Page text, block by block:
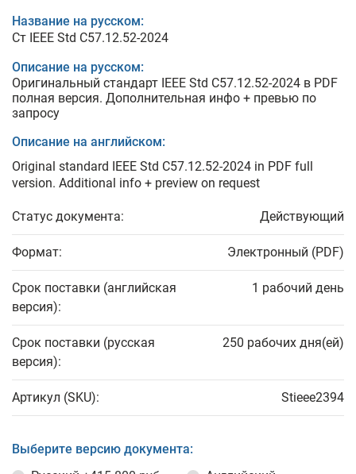
Название на русском:
Ст IEEE Std C57.12.52-2024
Описание на русском:
Оригинальный стандарт IEEE Std C57.12.52-2024 в PDF
полная версия. Дополнительная инфо + превью по
запросу
Описание на английском:
Original standard IEEE Std C57.12.52-2024 in PDF full
version. Additional info + preview on request
Статус документа: Действующий
Формат: Электронный (PDF)
Срок поставки (английская
версия):
1 рабочий день
Срок поставки (русская
версия):
250 рабочих дня(ей)
Артикул (SKU): Stieee2394
Выберите версию документа: